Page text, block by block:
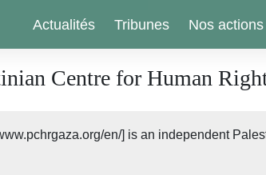
Actualités Tribunes Nos actions
Centre for Human
en/] is an independent